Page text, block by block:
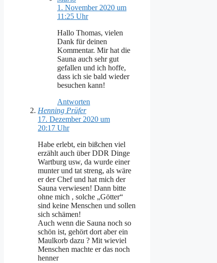
1. November 2020 um
11:25 Uhr
Hallo Thomas, vielen
Dank für deinen
Kommentar. Mir hat die
Sauna auch sehr gut
gefallen und ich hoffe,
dass ich sie bald wieder
besuchen kann!
Antworten
Henning Prüfer
17. Dezember 2020 um
20:17 Uhr
Habe erlebt, ein bißchen viel
erzählt auch über DDR Dinge
Wartburg usw, da wurde einer
munter und tat streng, als wäre
er der Chef und hat mich der
Sauna verwiesen! Dann bitte
ohne mich , solche „Götter“
sind keine Menschen und sollen
sich schämen!
Auch wenn die Sauna noch so
schön ist, gehört dort aber ein
Maulkorb dazu ? Mit wieviel
Menschen machte er das noch
henner